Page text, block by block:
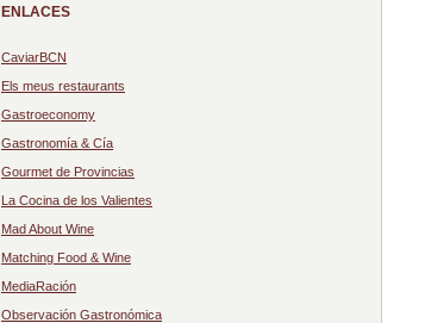
ENLACES
CaviarBCN
Els meus restaurants
Gastroeconomy
Gastronomía & Cía
Gourmet de Provincias
La Cocina de los Valientes
Mad About Wine
Matching Food & Wine
MediaRación
Observación Gastronómica